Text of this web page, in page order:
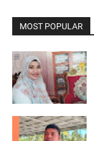
MOST POPULAR